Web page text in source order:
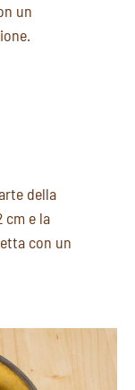
un
della
cm e la
con un